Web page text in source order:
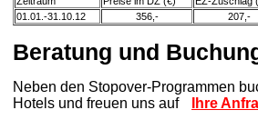
01.01.-31.10.12
356,- 207,-
Beratung und
Neben den Stopover-Programmen
Hotels und freuen uns auf
Ihre